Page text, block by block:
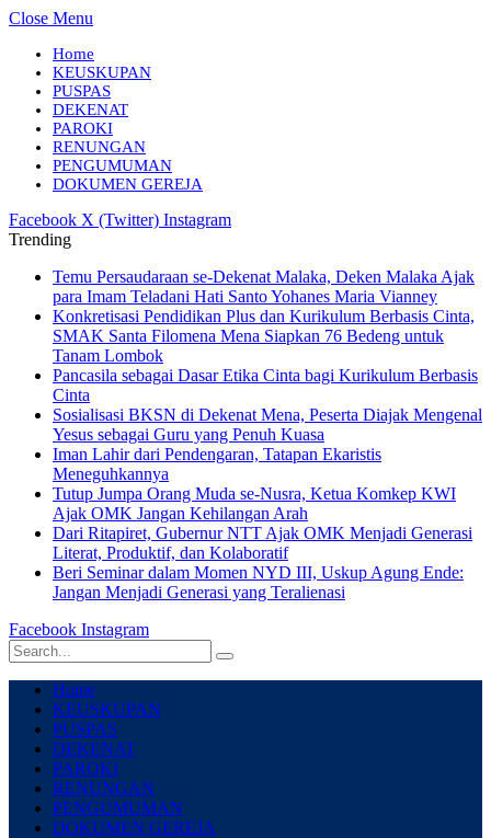
Close Menu
Home
KEUSKUPAN
PUSPAS
DEKENAT
PAROKI
RENUNGAN
PENGUMUMAN
DOKUMEN GEREJA
Facebook X (Twitter) Instagram
Trending
Temu Persaudaraan se-Dekenat Malaka, Deken Malaka Ajak
para Imam Teladani Hati Santo Yohanes Maria Vianney
Konkretisasi Pendidikan Plus dan Kurikulum Berbasis Cinta,
SMAK Santa Filomena Mena Siapkan 76 Bedeng untuk
Tanam Lombok
Pancasila sebagai Dasar Etika Cinta bagi Kurikulum Berbasis
Cinta
Sosialisasi BKSN di Dekenat Mena, Peserta Diajak Mengenal
Yesus sebagai Guru yang Penuh Kuasa
Iman Lahir dari Pendengaran, Tatapan Ekaristis
Meneguhkannya
Tutup Jumpa Orang Muda se-Nusra, Ketua Komkep KWI
Ajak OMK Jangan Kehilangan Arah
Dari Ritapiret, Gubernur NTT Ajak OMK Menjadi Generasi
Literat, Produktif, dan Kolaboratif
Beri Seminar dalam Momen NYD III, Uskup Agung Ende:
Jangan Menjadi Generasi yang Teralienasi
Facebook Instagram
Home
KEUSKUPAN
PUSPAS
DEKENAT
PAROKI
RENUNGAN
PENGUMUMAN
DOKUMEN GEREJA